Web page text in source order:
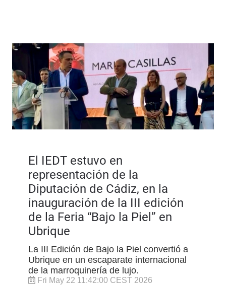
El IEDT estuvo en
representación de la
Diputación de Cádiz, en la
inauguración de la III edición
de la Feria “Bajo la Piel” en
Ubrique
La III Edición de Bajo la Piel convertió a
Ubrique en un escaparate internacional
de la marroquinería de lujo.
Fri May 22 11:42:00 CEST 2026